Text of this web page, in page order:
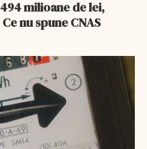
nu spune CNAS